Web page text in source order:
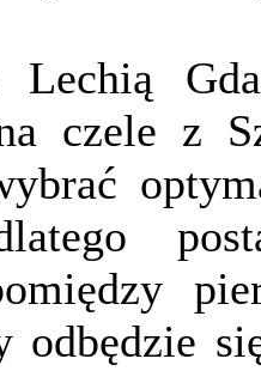
czele z
odbędzie